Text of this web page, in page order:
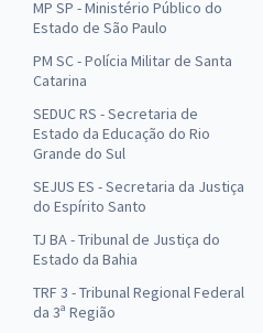
MP SP - Ministério Público do
Estado de São Paulo
PM SC - Polícia Militar de Santa
Catarina
SEDUC RS - Secretaria de
Estado da Educação do Rio
Grande do Sul
SEJUS ES - Secretaria da Justiça
do Espírito Santo
TJ BA - Tribunal de Justiça do
Estado da Bahia
TRF 3 - Tribunal Regional Federal
da 3ª Região